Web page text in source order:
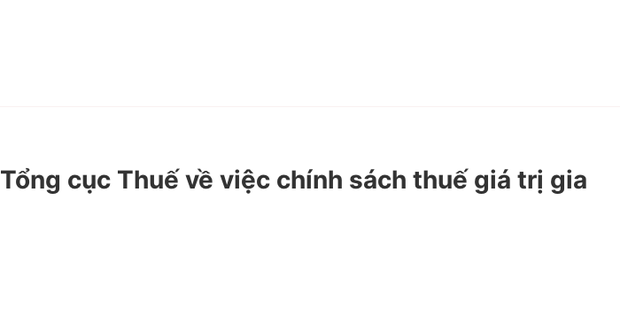
cục Thuế về việc chính sách thuế giá trị gia